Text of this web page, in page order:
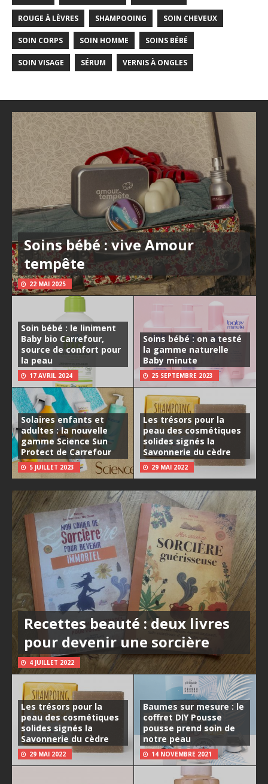
ROUGE À LÈVRES SHAMPOOING SOIN CHEVEUX
SOIN CORPS SOIN HOMME SOINS BÉBÉ
SOIN VISAGE SÉRUM VERNIS À ONGLES
Soins bébé : vive Amour
tempête
22 MAI 2025
Soin bébé : le liniment
Baby bio Carrefour,
source de confort pour
la peau
17 AVRIL 2024
Soins bébé : on a testé
la gamme naturelle
Baby minute
25 SEPTEMBRE 2023
Solaires enfants et
adultes : la nouvelle
gamme Science Sun
Protect de Carrefour
5 JUILLET 2023
Les trésors pour la
peau des cosmétiques
solides signés la
Savonnerie du cèdre
29 MAI 2022
Recettes beauté : deux livres
pour devenir une sorcière
4 JUILLET 2022
Les trésors pour la
peau des cosmétiques
solides signés la
Savonnerie du cèdre
29 MAI 2022
Baumes sur mesure : le
coffret DIY Pousse
pousse prend soin de
notre peau
14 NOVEMBRE 2021